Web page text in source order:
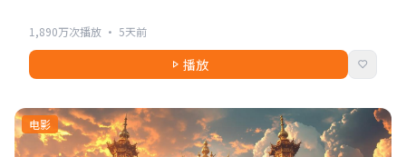
1,890万次播放 · 5天前
播放
电影